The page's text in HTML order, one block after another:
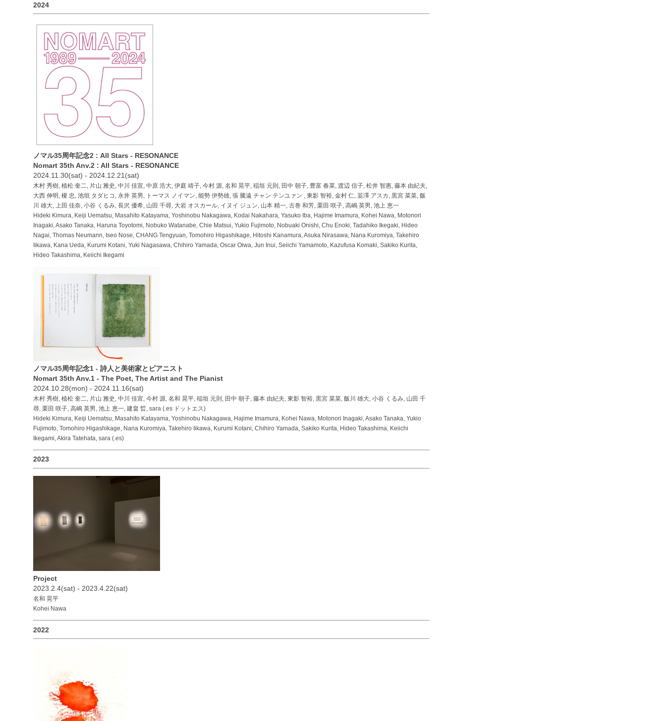
2024
ノマル35周年記念2 : All Stars - RESONANCE
Nomart 35th Anv.2 : All Stars - RESONANCE
2024.11.30(sat) - 2024.12.21(sat)
木村 秀樹, 植松 奎二, 片山 雅史, 中川 佳宣, 中原 浩大, 伊庭 靖子, 今村 源, 名和 晃平, 稲垣 元則, 田中 朝子, 豊富 春菜, 渡辺 信子, 松井 智惠, 藤本 由紀夫,
大西 伸明, 榎 忠, 池垣 タダヒコ, 永井 英男, トーマス ノイマン, 能勢 伊勢雄, 張 騰遠 チャン テンユァン , 東影 智裕, 金村 仁, 韮澤 アスカ, 黒宮 菜菜, 飯
川 雄大, 上田 佳奈, 小谷 くるみ, 長沢 優希, 山田 千尋, 大岩 オスカール, イヌイ ジュン, 山本 精一, 古巻 和芳, 栗田 咲子, 高嶋 英男, 池上 恵一
Hideki Kimura, Keiji Uematsu, Masahito Katayama, Yoshinobu Nakagawa, Kodai Nakahara, Yasuko Iba, Hajime Imamura, Kohei Nawa, Motonori
Inagaki, Asako Tanaka, Haruna Toyotomi, Nobuko Watanabe, Chie Matsui, Yukio Fujimoto, Nobuaki Onishi, Chu Enoki, Tadahiko Ikegaki, Hideo
Nagai, Thomas Neumann, Iseo Nose, CHANG Tengyuan, Tomohiro Higashikage, Hitoshi Kanamura, Asuka Nirasawa, Nana Kuromiya, Takehiro
Iikawa, Kana Ueda, Kurumi Kotani, Yuki Nagasawa, Chihiro Yamada, Oscar Oiwa, Jun Inui, Seiichi Yamamoto, Kazufusa Komaki, Sakiko Kurita,
Hideo Takashima, Keiichi Ikegami
ノマル35周年記念1 - 詩人と美術家とピアニスト
Nomart 35th Anv.1 - The Poet, The Artist and The Pianist
2024.10.28(mon) - 2024.11.16(sat)
木村 秀樹, 植松 奎二, 片山 雅史, 中川 佳宣, 今村 源, 名和 晃平, 稲垣 元則, 田中 朝子, 藤本 由紀夫, 東影 智裕, 黒宮 菜菜, 飯川 雄大, 小谷 くるみ, 山田 千
尋, 栗田 咲子, 高嶋 英男, 池上 恵一, 建畠 晢, sara (.es ドットエス)
Hideki Kimura, Keiji Uematsu, Masahito Katayama, Yoshinobu Nakagawa, Hajime Imamura, Kohei Nawa, Motonori Inagaki, Asako Tanaka, Yukio
Fujimoto, Tomohiro Higashikage, Nana Kuromiya, Takehiro Iikawa, Kurumi Kotani, Chihiro Yamada, Sakiko Kurita, Hideo Takashima, Keiichi
Ikegami, Akira Tatehata, sara (.es)
2023
Project
2023.2.4(sat) - 2023.4.22(sat)
名和 晃平
Kohei Nawa
2022